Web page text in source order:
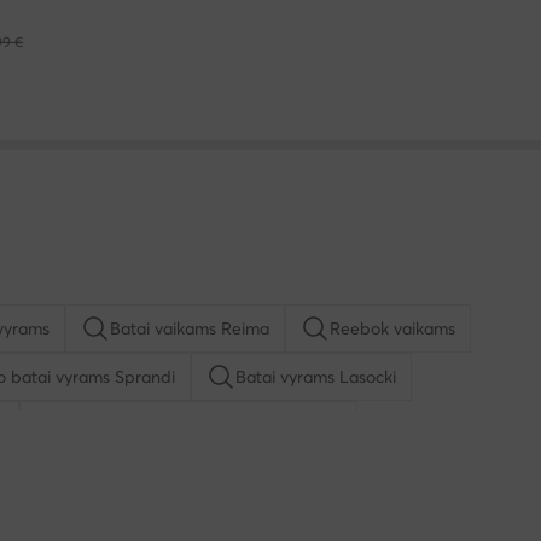
€
Batai vaikams Reima Reebok vaikams
batai vyrams Sprandi Batai vyrams Lasocki